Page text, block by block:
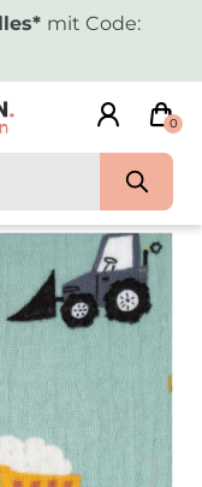
mit Code:
0